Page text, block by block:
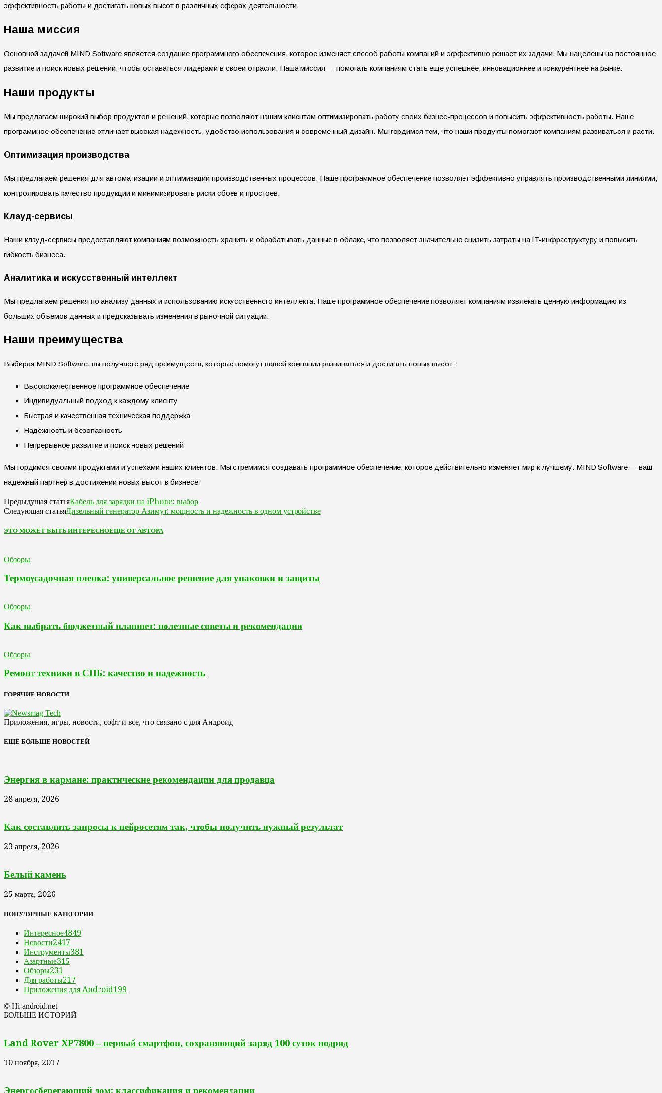
эффективность работы и достигать новых высот в различных сферах деятельности.
Наша миссия
Основной задачей MIND Software является создание программного обеспечения, которое изменяет способ работы компаний и эффективно решает их задачи. Мы нацелены на постоянное
развитие и поиск новых решений, чтобы оставаться лидерами в своей отрасли. Наша миссия — помогать компаниям стать еще успешнее, инновационнее и конкурентнее на рынке.
Наши продукты
Мы предлагаем широкий выбор продуктов и решений, которые позволяют нашим клиентам оптимизировать работу своих бизнес-процессов и повысить эффективность работы. Наше
программное обеспечение отличает высокая надежность, удобство использования и современный дизайн. Мы гордимся тем, что наши продукты помогают компаниям развиваться и расти.
Оптимизация производства
Мы предлагаем решения для автоматизации и оптимизации производственных процессов. Наше программное обеспечение позволяет эффективно управлять производственными линиями,
контролировать качество продукции и минимизировать риски сбоев и простоев.
Клауд-сервисы
Наши клауд-сервисы предоставляют компаниям возможность хранить и обрабатывать данные в облаке, что позволяет значительно снизить затраты на IT-инфраструктуру и повысить
гибкость бизнеса.
Аналитика и искусственный интеллект
Мы предлагаем решения по анализу данных и использованию искусственного интеллекта. Наше программное обеспечение позволяет компаниям извлекать ценную информацию из
больших объемов данных и предсказывать изменения в рыночной ситуации.
Наши преимущества
Выбирая MIND Software, вы получаете ряд преимуществ, которые помогут вашей компании развиваться и достигать новых высот:
Высококачественное программное обеспечение
Индивидуальный подход к каждому клиенту
Быстрая и качественная техническая поддержка
Надежность и безопасность
Непрерывное развитие и поиск новых решений
Мы гордимся своими продуктами и успехами наших клиентов. Мы стремимся создавать программное обеспечение, которое действительно изменяет мир к лучшему. MIND Software — ваш
надежный партнер в достижении новых высот в бизнесе!
Предыдущая статьяКабель для зарядки на iPhone: выбор
Следующая статьяДизельный генератор Азимут: мощность и надежность в одном устройстве
ЭТО МОЖЕТ БЫТЬ ИНТЕРЕСНОЕЩЕ ОТ АВТОРА
Обзоры
Термоусадочная пленка: универсальное решение для упаковки и защиты
Обзоры
Как выбрать бюджетный планшет: полезные советы и рекомендации
Обзоры
Ремонт техники в СПБ: качество и надежность
ГОРЯЧИЕ НОВОСТИ
Приложения, игры, новости, софт и все, что связано с для Андроид
ЕЩЁ БОЛЬШЕ НОВОСТЕЙ
Энергия в кармане: практические рекомендации для продавца
28 апреля, 2026
Как составлять запросы к нейросетям так, чтобы получить нужный результат
23 апреля, 2026
Белый камень
25 марта, 2026
ПОПУЛЯРНЫЕ КАТЕГОРИИ
Интересное4849
Новости2417
Инструменты381
Азартные315
Обзоры231
Для работы217
Приложения для Android199
© Hi-android.net
БОЛЬШЕ ИСТОРИЙ
Land Rover XP7800 – первый смартфон, сохраняющий заряд 100 суток подряд
10 ноября, 2017
Энергосберегающий дом: классификация и рекомендации